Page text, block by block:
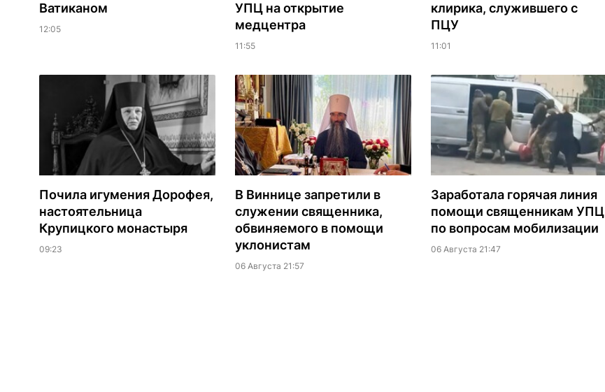
Ватиканом
12:05
УПЦ на открытие
медцентра
11:55
клирика, служившего с
ПЦУ
11:01
Почила игумения Дорофея,
настоятельница
Крупицкого монастыря
09:23
В Виннице запретили в
служении священника,
обвиняемого в помощи
уклонистам
06 Августа 21:57
Заработала горячая линия
помощи священникам УПЦ
по вопросам мобилизации
06 Августа 21:47